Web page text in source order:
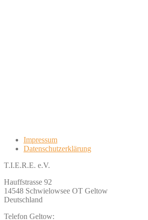
Impressum
Datenschutzerklärung
T.I.E.R.E. e.V.
Hauffstrasse 92
14548 Schwielowsee OT Geltow
Deutschland
Telefon Geltow: